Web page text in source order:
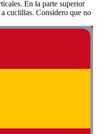
En la parte superior
cuclillas. Considero que no